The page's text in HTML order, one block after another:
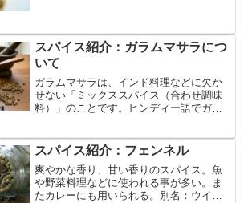
り薬用としても利用されてきた歴史があ
る。現代では主に料理の香...
スパイス紹介：ガラムマサラにつ
いて
ガラムマサラは、インド料理などに欠か
せない「ミックススパイス（合わせ調味
料）」のことです。ヒンディー語でガラ
マサラの特徴＞決まったレシピがない: 日
本の「七味唐辛子」や...
スパイス紹介：フェンネル
爽やかな香り、甘い香りのスパイス。魚
や野菜料理などに使われる事が多い。ま
たカレーにも用いられる。別名：ウイキ